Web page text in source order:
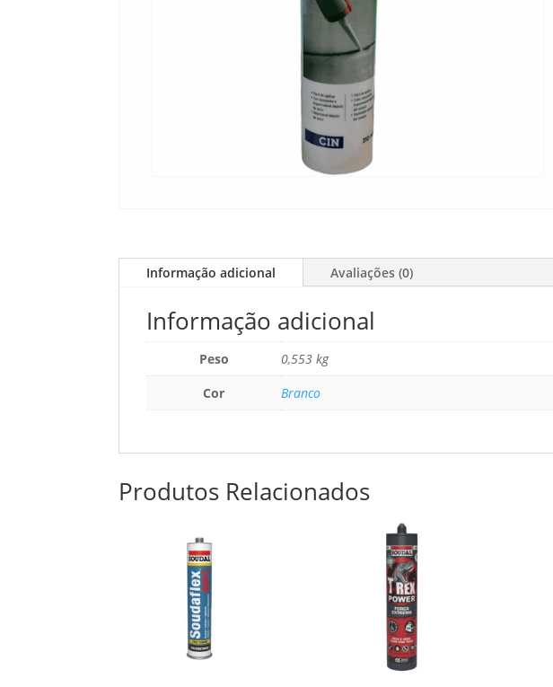
Informação adicional Avaliações (0)
Informação adicional
Peso
0,553 kg
Cor
Branco
Produtos Relacionados